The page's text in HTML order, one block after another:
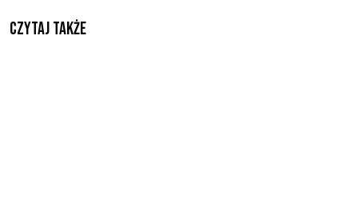
Czytaj także